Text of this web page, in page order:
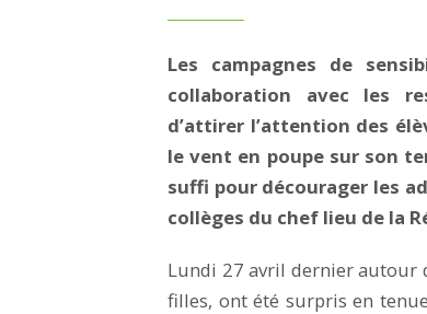
Les campagnes de
collaboration avec les
d’attirer l’attention des
le vent en poupe sur son
suffi pour décourager les
collèges du chef lieu de la
Lundi 27 avril dernier autour
filles, ont été surpris en